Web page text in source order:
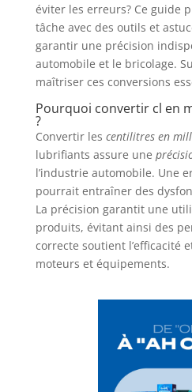
éviter les erreurs? Ce guide
tâche avec des outils et
garantir une précision
automobile et le bricolage.
maîtriser ces conversions
Pourquoi convertir cl en
?
Convertir les centilitres en
lubrifiants assure une
l’industrie automobile. Une
pourrait entraîner des
La précision garantit une
produits, évitant ainsi des
correcte soutient l’efficacité
moteurs et équipements.